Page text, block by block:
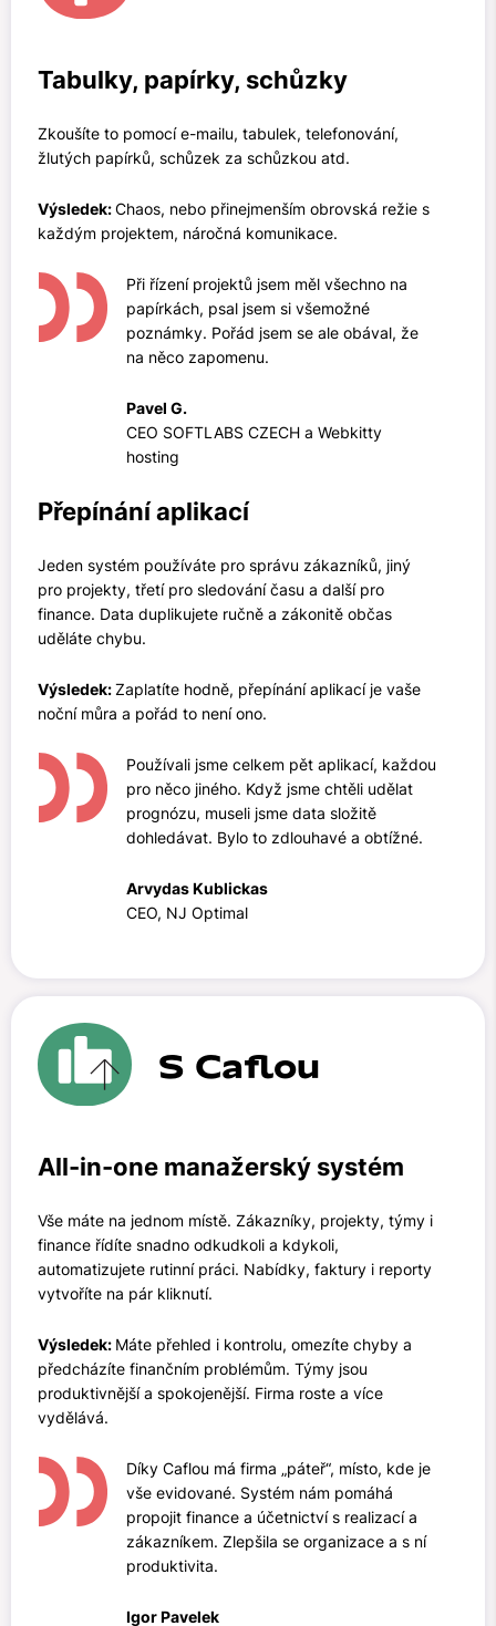
Tabulky, papírky, schůzky
Zkoušíte to pomocí e-mailu, tabulek, telefonování,
žlutých papírků, schůzek za schůzkou atd.
Výsledek:Chaos, nebo přinejmenším obrovská režie s
každým projektem, náročná komunikace.
Při řízení projektů jsem měl všechno na
papírkách, psal jsem si všemožné
poznámky. Pořád jsem se ale obával, že
na něco zapomenu.
Pavel G.
CEO SOFTLABS CZECH a Webkitty
hosting
Přepínání aplikací
Jeden systém používáte pro správu zákazníků, jiný
pro projekty, třetí pro sledování času a další pro
finance. Data duplikujete ručně a zákonitě občas
uděláte chybu.
Výsledek:Zaplatíte hodně, přepínání aplikací je vaše
noční můra a pořád to není ono.
Používali jsme celkem pět aplikací, každou
pro něco jiného. Když jsme chtěli udělat
prognózu, museli jsme data složitě
dohledávat. Bylo to zdlouhavé a obtížné.
Arvydas Kublickas
CEO, NJ Optimal
S Caflou
All-in-one manažerský systém
Vše máte na jednom místě. Zákazníky, projekty, týmy i
finance řídíte snadno odkudkoli a kdykoli,
automatizujete rutinní práci. Nabídky, faktury i reporty
vytvoříte na pár kliknutí.
Výsledek: Máte přehled i kontrolu, omezíte chyby a
předcházíte finančním problémům. Týmy jsou
produktivnější a spokojenější. Firma roste a více
vydělává.
Díky Caflou má firma „páteř“, místo, kde je
vše evidované. Systém nám pomáhá
propojit finance a účetnictví s realizací a
zákazníkem. Zlepšila se organizace a s ní
produktivita.
Igor Pavelek